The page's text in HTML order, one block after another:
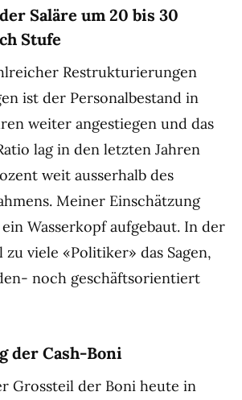
Saläre um 20 bis 30
Stufe
Restrukturierungen
ist der Personalbestand in
weiter angestiegen und das
lag in den letzten Jahren
weit ausserhalb des
Meiner Einschätzung
Wasserkopf aufgebaut. In der
zu viele «Politiker» das Sagen,
noch geschäftsorientiert
der Cash-Boni
Grossteil der Boni heute in